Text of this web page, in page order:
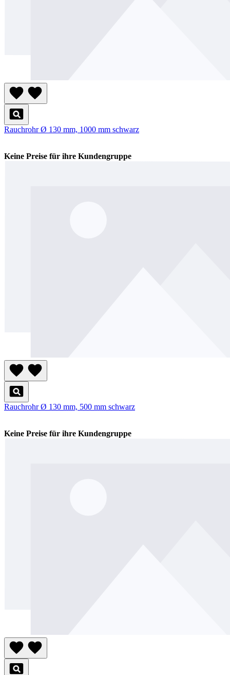
Rauchrohr Ø 130 mm, 1000 mm schwarz
Keine Preise für ihre Kundengruppe
Rauchrohr Ø 130 mm, 500 mm schwarz
Keine Preise für ihre Kundengruppe